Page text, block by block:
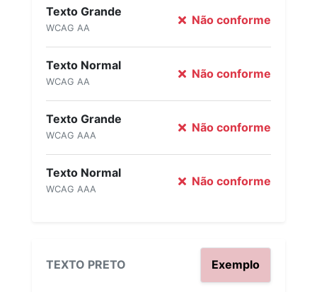
Texto Grande
WCAG AA
Não conforme
Texto Normal
WCAG AA
Não conforme
Texto Grande
WCAG AAA
Não conforme
Texto Normal
WCAG AAA
Não conforme
TEXTO PRETO Exemplo